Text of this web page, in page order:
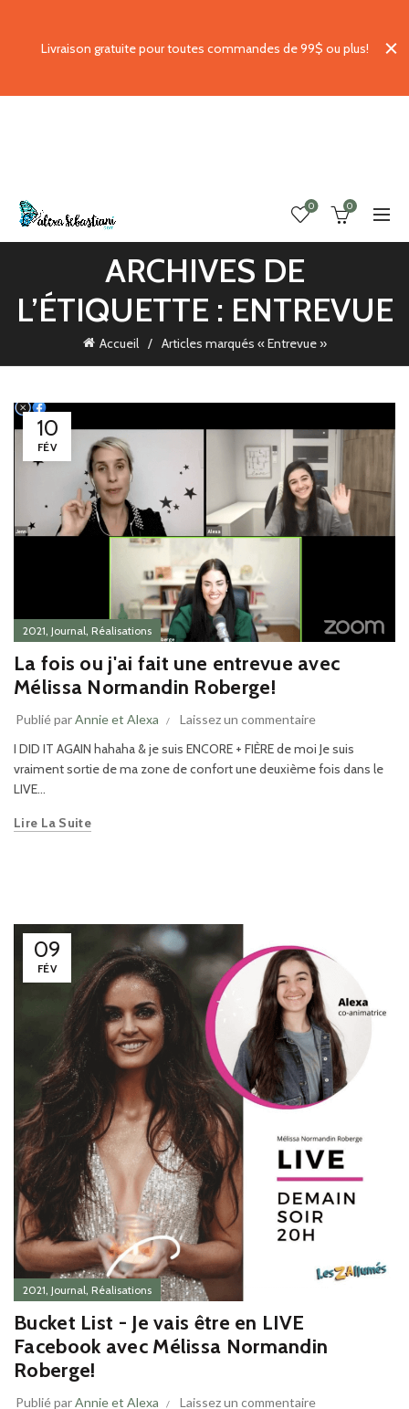
0 0
ARCHIVES DE
L’ÉTIQUETTE : ENTREVUE
Accueil Articles marqués « Entrevue »
10
FÉV
2021 Journal Réalisations
La fois ou j'ai fait une entrevue avec
Mélissa Normandin Roberge!
Publié parAnnie et Alexa Laissez un commentaire
I DID IT AGAIN hahaha & je suis ENCORE + FIÈRE de moi Je suis
vraiment sortie de ma zone de confort une deuxième fois dans le
LIVE...
Lire La Suite
09
FÉV
2021, Journal, Réalisations
Bucket List - Je vais être en LIVE
Facebook avec Mélissa Normandin
Roberge!
Publié parAnnie et Alexa Laissez un commentaire
Livraison gratuite pour toutes commandes de 99$ ou plus!